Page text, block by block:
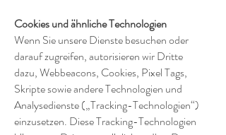
Cookies und ähnliche Technologien
Wenn Sie unsere Dienste besuchen oder
darauf zugreifen, autorisieren wir Dritte
dazu, Webbeacons, Cookies, Pixel Tags,
Skripte sowie andere Technologien und
Analysedienste („Tracking-Technologien“)
einzusetzen. Diese Tracking-Technologien